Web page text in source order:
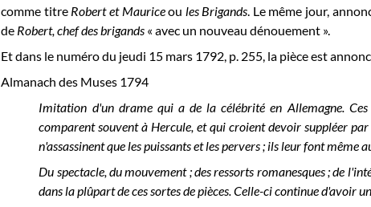
comme titre Robert et Mauriceou les Brigands . Le même jour,
de Robert, chef des brigands « avec un nouveau dénouement ».
Et dans le numéro du jeudi 15 mars 1792, p. 255, la pièce est
Almanach des Muses 1794
Imitation d'un drame qui a de la célébrité en Allemagne.
comparent souvent à Hercule, et qui croient devoir suppléer
n'assassinent que les puissants et les pervers ; ils leur font même
Du spectacle, du mouvement ; des ressorts romanesques ; de
dans la plûpart de ces sortes de pièces. Celle-ci continue d'avoir